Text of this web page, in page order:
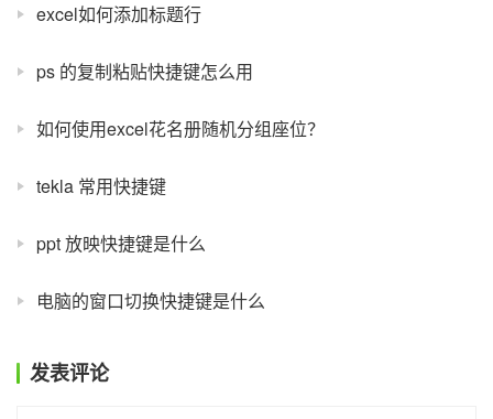
excel如何添加标题行
ps 的复制粘贴快捷键怎么用
如何使用excel花名册随机分组座位？
tekla 常用快捷键
ppt 放映快捷键是什么
电脑的窗口切换快捷键是什么
发表评论